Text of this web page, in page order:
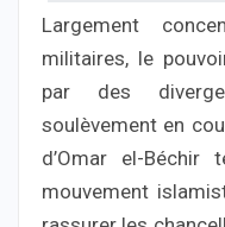
Largement
militaires, le
par des
soulèvement en
d’Omar el-
mouvement